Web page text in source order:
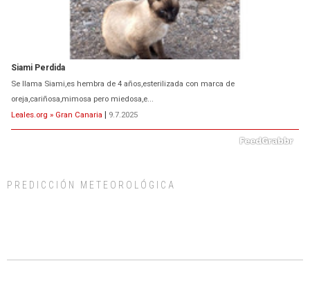
Siami Perdida
Se llama Siami,es hembra de 4 años,esterilizada con marca de
oreja,cariñosa,mimosa pero miedosa,e...
Leales.org » Gran Canaria
9.7.2025
días, ella incluida...
PREDICCIÓN METEOROLÓGICA